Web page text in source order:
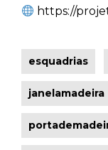
https://
esquadrias
janelamadeira